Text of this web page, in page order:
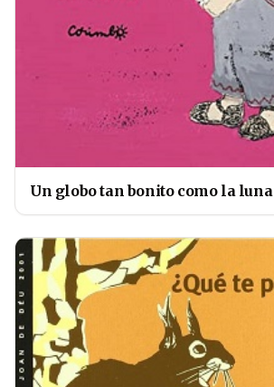
Un globo tan bonito como la luna